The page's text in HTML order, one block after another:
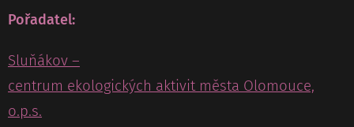
Pořadatel:
Sluňákov –
centrum ekologických aktivit města Olomouce,
o.p.s.